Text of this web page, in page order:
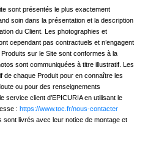
sont présentés le plus exactement
soin dans la présentation et la description
du Client. Les photographies et
cependant pas contractuels et n’engagent
sur le Site sont conformes à la
sont communiquées à titre illustratif. Les
de chaque Produit pour en connaître les
ou pour des renseignements
service client d’EPICURIA en utilisant le
: https://www.toc.fr/nous-contacter
sont livrés avec leur notice de montage et